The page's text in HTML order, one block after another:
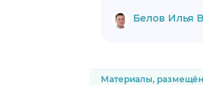
Белов Илья
Материалы,